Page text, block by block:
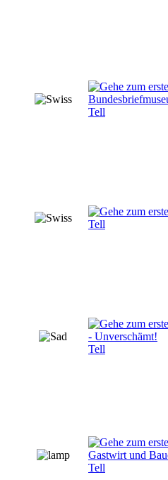
Tell
Tell
- Unverschämt!
Tell
Gastwirt und
Tell